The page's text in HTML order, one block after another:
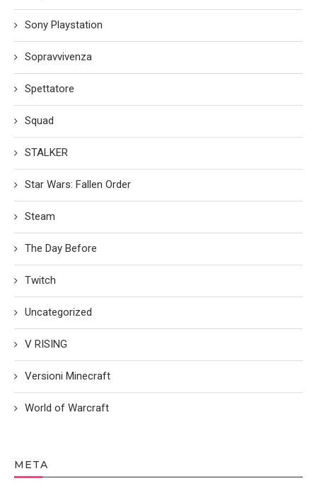
Sony Playstation
Sopravvivenza
Spettatore
Squad
STALKER
Star Wars: Fallen Order
Steam
The Day Before
Twitch
Uncategorized
V RISING
Versioni Minecraft
World of Warcraft
META